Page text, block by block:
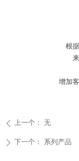
ꄴ 上一个： 无
ꄲ 下一个： 系列产品
根
增加